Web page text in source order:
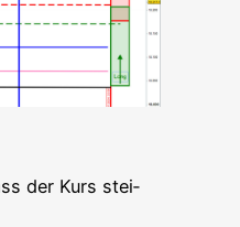
der Kurs stei­